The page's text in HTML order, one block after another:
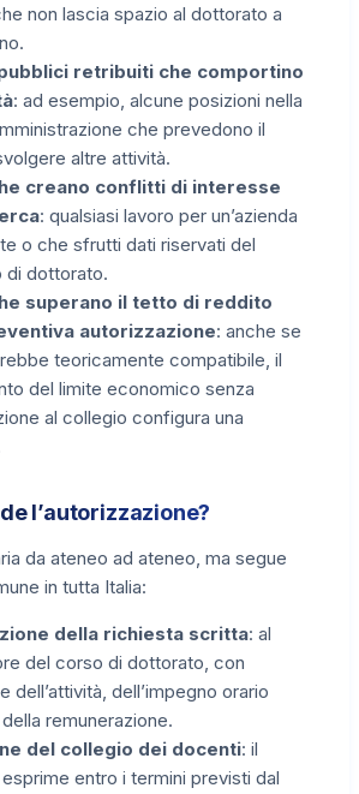
non lascia spazio al dottorato a
retribuiti che comportino
: ad esempio, alcune posizioni nella
che prevedono il
altre attività.
creano conflitti di interesse
: qualsiasi lavoro per un’azienda
o che sfrutti dati riservati del
di dottorato.
superano il tetto di reddito
autorizzazione: anche se
teoricamente compatibile, il
del limite economico senza
al collegio configura una
l’autorizzazione?
da ateneo ad ateneo, ma segue
in tutta Italia:
della richiesta scritta: al
del corso di dottorato, con
dell’attività, dell’impegno orario
remunerazione.
del collegio dei docenti: il
entro i termini previsti dal